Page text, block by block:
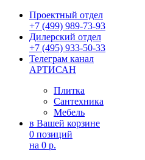
Проектный отдел
+7 (499) 989-73-93
Дилерский отдел
+7 (495) 933-50-33
Телеграм канал
АРТИСАН
Плитка
Сантехника
Мебель
в Вашей корзине
0 позиций
на 0 р.